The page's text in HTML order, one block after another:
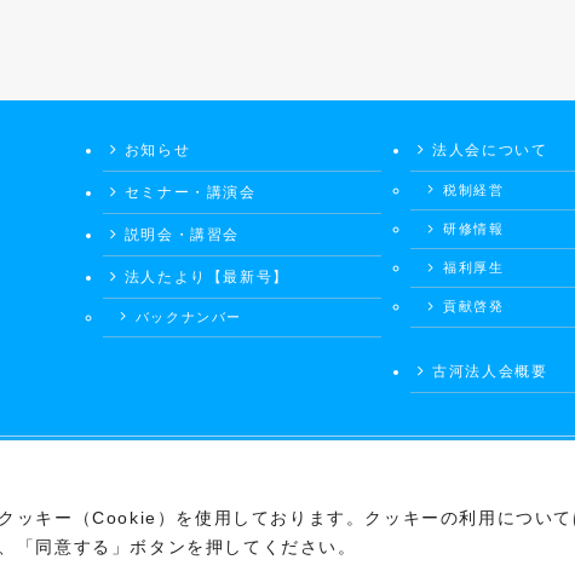
ッキー（Cookie）を使用しております。クッキーの利用について
同意する」ボタンを押してください。
お知らせ
セミナー・講演会
説明会・講習会
法人たより【最新号】
バックナンバー
法人会について
税制経営
研修情報
福利厚生
貢献啓発
古河法人会概要